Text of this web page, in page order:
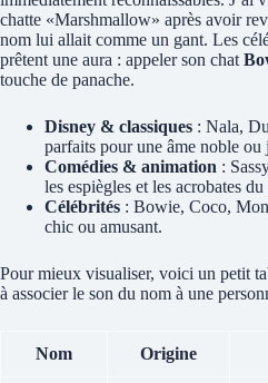
chatte «Marshmallow» après avoir
nom lui allait comme un gant. Les
prêtent une aura : appeler son chat
touche de panache.
Disney & classiques : Nala,
parfaits pour une âme noble ou
Comédies & animation :
les espiègles et les acrobates du
Célébrités : Bowie, Coco,
chic ou amusant.
Pour mieux visualiser, voici un petit
à associer le son du nom à une
Nom Origine